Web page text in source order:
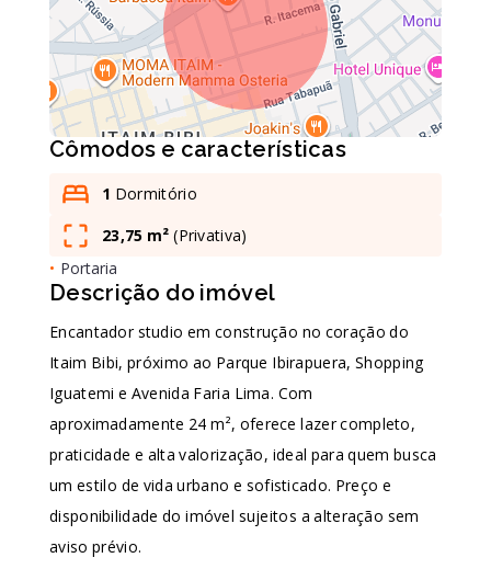
Cômodos e características
1 Dormitório
23,75 m² (Privativa)
• Portaria
Descrição do imóvel
Encantador studio em construção no coração do
Itaim Bibi, próximo ao Parque Ibirapuera, Shopping
Iguatemi e Avenida Faria Lima. Com
aproximadamente 24 m², oferece lazer completo,
praticidade e alta valorização, ideal para quem busca
um estilo de vida urbano e sofisticado. Preço e
disponibilidade do imóvel sujeitos a alteração sem
aviso prévio.